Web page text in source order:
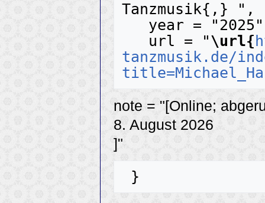
Tanzmusik{,} ",
   url = "
\url{
tanzmusik.de/
note = "[Online;
8. August 2026
]"